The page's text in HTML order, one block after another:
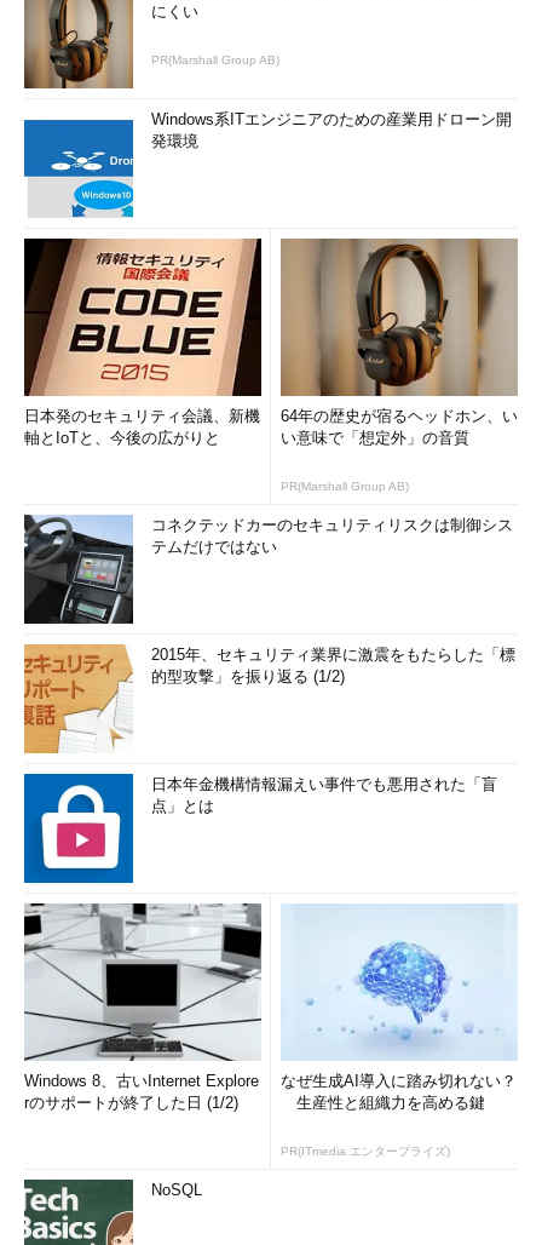
にくい
PR(Marshall Group AB)
Windows系ITエンジニアのための産業用ドローン開
発環境
日本発のセキュリティ会議、新機
軸とIoTと、今後の広がりと
64年の歴史が宿るヘッドホン、い
い意味で「想定外」の音質
PR(Marshall Group AB)
コネクテッドカーのセキュリティリスクは制御シス
テムだけではない
2015年、セキュリティ業界に激震をもたらした「標
的型攻撃」を振り返る (1/2)
日本年金機構情報漏えい事件でも悪用された「盲
点」とは
Windows 8、古いInternet Explore
rのサポートが終了した日 (1/2)
なぜ生成AI導入に踏み切れない？
生産性と組織力を高める鍵
PR(ITmedia エンタープライズ)
NoSQL